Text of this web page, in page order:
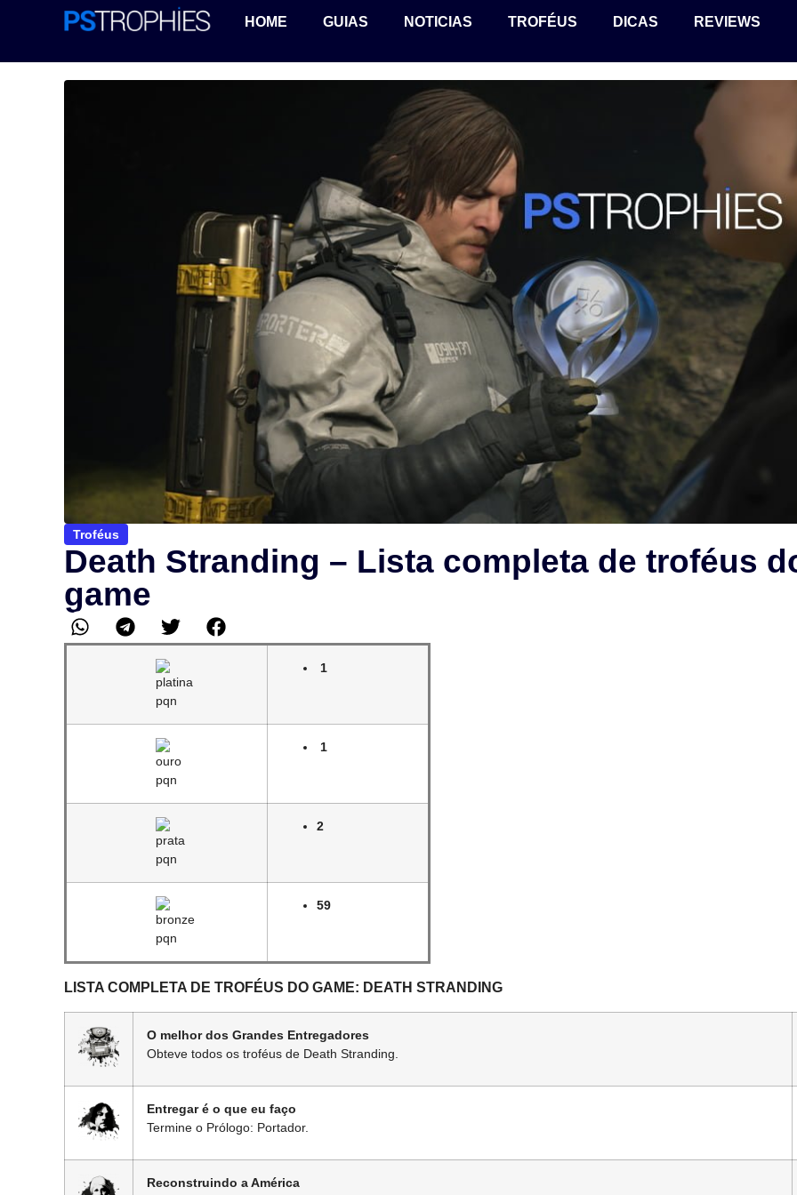
HOME GUIAS NOTICIAS TROFÉUS DICAS REVIEWS
Troféus
Death Stranding – Lista completa de troféus
game
1
1
2
59
LISTA COMPLETA DE TROFÉUS DO GAME: DEATH STRANDING
O melhor dos Grandes Entregadores
Obteve todos os troféus de Death Stranding.
Entregar é o que eu faço
Termine o Prólogo: Portador.
Reconstruindo a América